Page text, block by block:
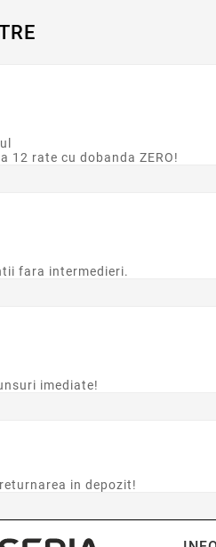
12 rate cu dobanda ZERO!
fara intermedieri.
imediate!
in depozit!